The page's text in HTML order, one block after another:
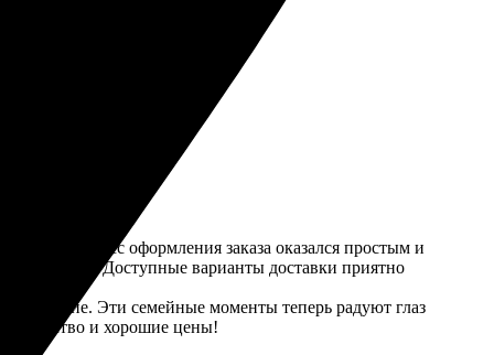
Процесс оформления заказа оказался простым и
работ. Доступные варианты доставки приятно
четкие. Эти семейные моменты теперь радуют глаз
качество и хорошие цены!